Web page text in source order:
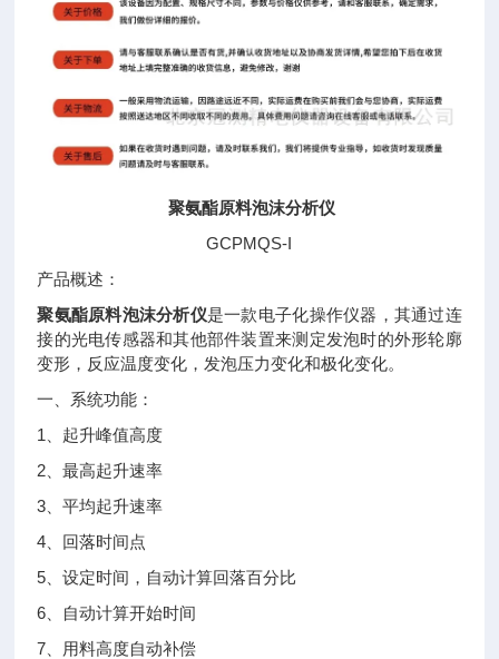
聚氨酯原料泡沫分析仪
GCPMQS-I
产品概述：
聚氨酯原料泡沫分析仪是一款电子化操作仪器，其通过连
接的光电传感器和其他部件装置来测定发泡时的外形轮廓
变形，反应温度变化，发泡压力变化和极化变化。
一、系统功能：
1、起升峰值高度
2、最高起升速率
3、平均起升速率
4、回落时间点
5、设定时间，自动计算回落百分比
6、自动计算开始时间
7、用料高度自动补偿